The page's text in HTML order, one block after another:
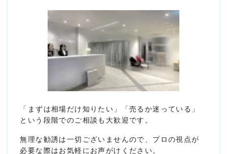
「まずは相場だけ知りたい」「売るか迷っている」
という段階でのご相談も大歓迎です。
無理な勧誘は一切ございませんので、プロの視点が
必要な際はお気軽にお声がけください。